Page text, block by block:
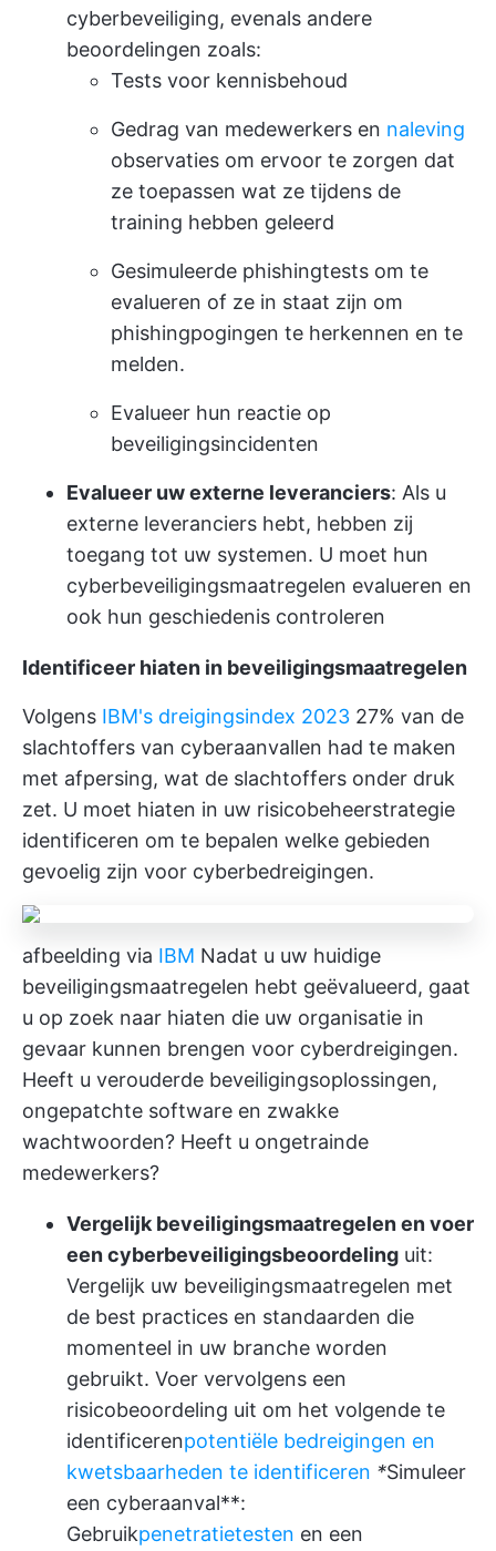
cyberbeveiliging, evenals andere
beoordelingen zoals:
Tests voor kennisbehoud
Gedrag van medewerkers en naleving
observaties om ervoor te zorgen dat
ze toepassen wat ze tijdens de
training hebben geleerd
Gesimuleerde phishingtests om te
evalueren of ze in staat zijn om
phishingpogingen te herkennen en te
melden.
Evalueer hun reactie op
beveiligingsincidenten
Evalueer uw externe leveranciers: Als u
externe leveranciers hebt, hebben zij
toegang tot uw systemen. U moet hun
cyberbeveiligingsmaatregelen evalueren en
ook hun geschiedenis controleren
Identificeer hiaten in beveiligingsmaatregelen
Volgens IBM's dreigingsindex 2023 27% van de
slachtoffers van cyberaanvallen had te maken
met afpersing, wat de slachtoffers onder druk
zet. U moet hiaten in uw risicobeheerstrategie
identificeren om te bepalen welke gebieden
gevoelig zijn voor cyberbedreigingen.
afbeelding via IBM Nadat u uw huidige
beveiligingsmaatregelen hebt geëvalueerd, gaat
u op zoek naar hiaten die uw organisatie in
gevaar kunnen brengen voor cyberdreigingen.
Heeft u verouderde beveiligingsoplossingen,
ongepatchte software en zwakke
wachtwoorden? Heeft u ongetrainde
medewerkers?
Vergelijk beveiligingsmaatregelen en voer
een cyberbeveiligingsbeoordeling uit:
Vergelijk uw beveiligingsmaatregelen met
de best practices en standaarden die
momenteel in uw branche worden
gebruikt. Voer vervolgens een
risicobeoordeling uit om het volgende te
identificerenpotentiële bedreigingen en
kwetsbaarheden te identificeren *Simuleer
een cyberaanval**:
Gebruikpenetratietesten en een